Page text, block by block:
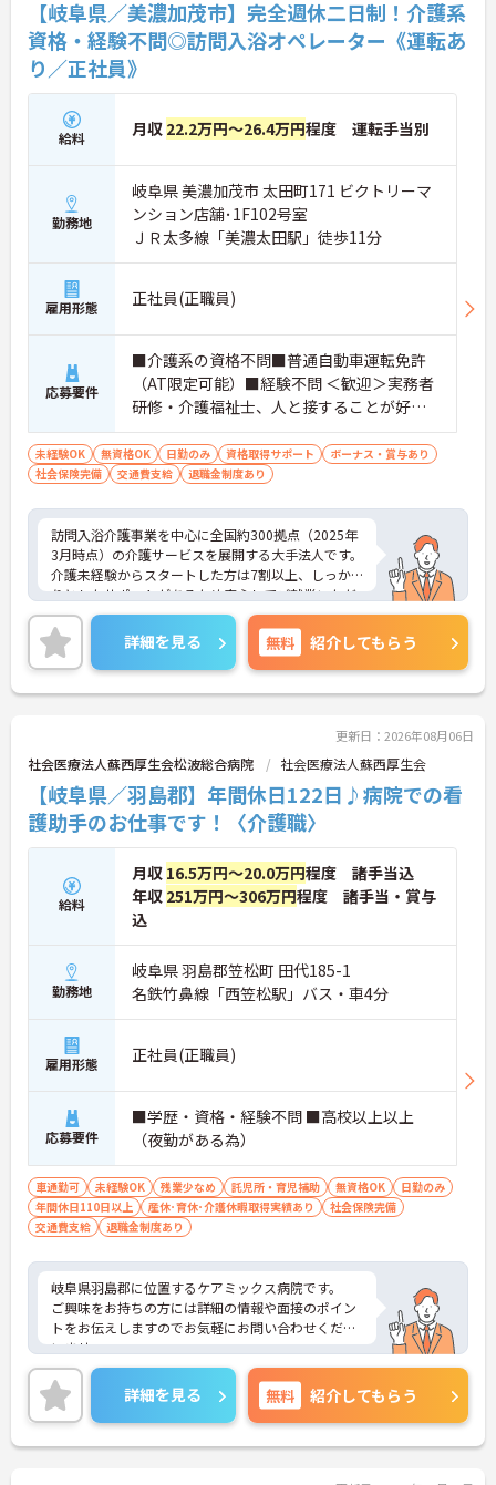
【岐阜県／美濃加茂市】完全週休二日制！介護系
資格・経験不問◎訪問入浴オペレーター《運転あ
り／正社員》
給料 月収 22.2万円～26.4万円程度 運転手当別
勤務地
岐阜県 美濃加茂市 太田町171 ビクトリーマ
ンション店舗･1F102号室
ＪＲ太多線「美濃太田駅」徒歩11分
雇用形態 正社員(正職員)
応募要件
■介護系の資格不問■普通自動車運転免許
（AT限定可能）■経験不問 ＜歓迎＞実務者
研修・介護福祉士、人と接することが好き
な方、チームワークを重視する人
未経験OK 無資格OK 日勤のみ 資格取得サポート
ボーナス・賞与あり
社会保険完備
交通費支給 退職金制度あり
訪問入浴介護事業を中心に全国約300拠点（2025年
3月時点）の介護サービスを展開する大手法人です。
介護未経験からスタートした方は7割以上、しっか
りとしたサポートがあるため安心してご就業いただ
けます。お風呂に入れなくて困っている方に、手を
差し伸べてあげられるとてもやりがいのあるお仕事
です。ご興味ある方には、面接対策ポイントなど、
さらに詳細をお話しいたしますのでお気軽にご相談
ください！
詳細を見る 無料 紹介してもらう
更新日：2026年08月06日
社会医療法人蘇西厚生会松波総合病院 社会医療法人蘇西厚生会
【岐阜県／羽島郡】年間休日122日♪病院での看
護助手のお仕事です！〈介護職〉
給料
月収 16.5万円～20.0万円程度 諸手当込
年収 251万円～306万円程度 諸手当・賞与
込
勤務地
岐阜県 羽島郡笠松町 田代185-1
名鉄竹鼻線「西笠松駅」バス・車4分
雇用形態 正社員(正職員)
応募要件
■学歴・資格・経験不問 ■高校以上以上
（夜勤がある為）
車通勤可 未経験OK 残業少なめ 託児所・育児補助 無資格OK
日勤のみ
年間休日110日以上
産休･育休･介護休暇取得実績あり
社会保険完備
交通費支給
退職金制度あり
岐阜県羽島郡に位置するケアミックス病院です。
ご興味をお持ちの方には詳細の情報や面接のポイン
トをお伝えしますのでお気軽にお問い合わせくださ
いませ。
詳細を見る 無料 紹介してもらう